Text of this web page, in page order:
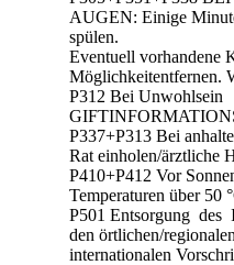
AUGEN: Einige
spülen.
Eventuell vorhandene
Möglichkeitentfernen.
P312 Bei Unwohlsein
P337+P313 Bei
Rat einholen/ärztliche
P410+P412 Vor
Temperaturen über 50
P501 Entsorgung des
den örtlichen/
internationalen